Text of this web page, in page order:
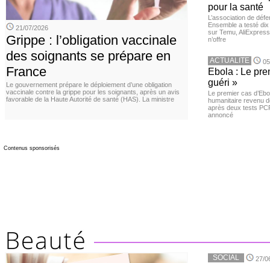
21/07/2026
Grippe : l’obligation vaccinale
des soignants se prépare en
France
Le gouvernement prépare le déploiement d’une obligation
vaccinale contre la grippe pour les soignants, après un avis
favorable de la Haute Autorité de santé (HAS). La ministre
pour la santé
L’association de
Ensemble a testé
sur Temu,
n’offre
ACTUALITE
Ebola : Le
guéri »
Le premier cas
humanitaire revenu
après deux tests
annoncé
Contenus sponsorisés
SOCIAL 27/